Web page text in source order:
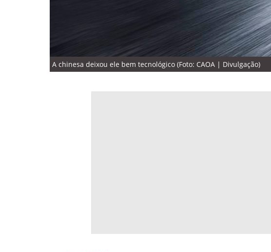
A chinesa deixou ele bem tecnológico (Foto: CAOA | Divulgação)